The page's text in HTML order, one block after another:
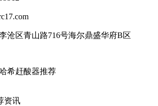
区青山路716号海尔鼎盛华府B区
希赶酸器推荐
资讯